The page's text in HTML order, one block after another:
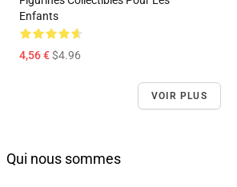
Enfants
4,56 €$4.96
VOIR PLUS
Qui nous sommes